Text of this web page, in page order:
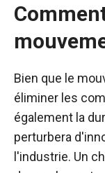
Bien que le
éliminer les
également la
perturbera
l'industrie. Un